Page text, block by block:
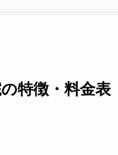
特徴・料金表